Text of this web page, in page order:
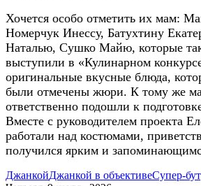
Хочется особо отметить их мам:
Номерчук Инессу, Батухтину
Наталью, Сушко Майю, которые
выступили в «Кулинарном
оригинальные вкусные блюда,
были отмечены жюри. К тому же
ответственно подошли к
Вместе с руководителем проекта
работали над костюмами,
получился ярким и
ДжанкойДжанкой в объективеСупер-